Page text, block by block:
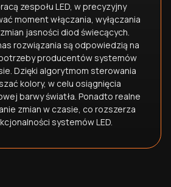
zespołu LED, w precyzyjny
moment włączania, wyłączania
jasności diod świecących.
rozwiązania są odpowiedzią na
producentów systemów
Dzięki algorytmom sterowania
kolory, w celu osiągnięcia
barwy światła. Ponadto realne
zmian w czasie, co rozszerza
systemów LED.